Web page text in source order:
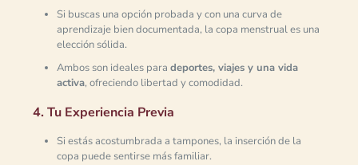
Si buscas una opción probada y con una curva de
aprendizaje bien documentada, la copa menstrual es una
elección sólida.
Ambos son ideales para deportes, viajes y una vida
activa, ofreciendo libertad y comodidad.
4. Tu Experiencia Previa
Si estás acostumbrada a tampones, la inserción de la
copa puede sentirse más familiar.